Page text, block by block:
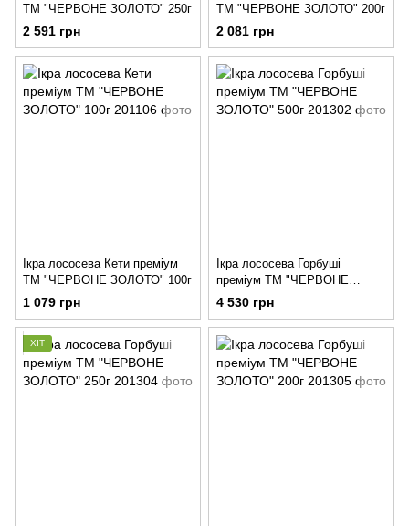
ТМ "ЧЕРВОНЕ ЗОЛОТО" 250г
2 591 грн
ТМ "ЧЕРВОНЕ ЗОЛОТО" 200г
2 081 грн
Ікра лососева Кети преміум
ТМ "ЧЕРВОНЕ ЗОЛОТО" 100г
1 079 грн
Ікра лососева Горбуші
преміум ТМ "ЧЕРВОНЕ
ЗОЛОТО" 500г
4 530 грн
ХІТ